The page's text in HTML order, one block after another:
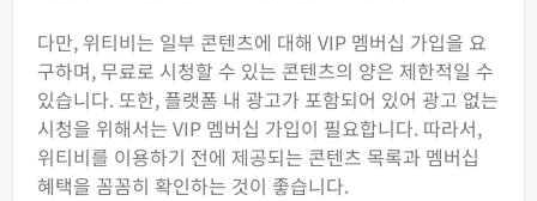
다만, 위티비는 일부 콘텐츠에 대해 VIP 멤버십 가입을 요
구하며, 무료로 시청할 수 있는 콘텐츠의 양은 제한적일 수
있습니다. 또한, 플랫폼 내 광고가 포함되어 있어 광고 없는
시청을 위해서는 VIP 멤버십 가입이 필요합니다. 따라서,
위티비를 이용하기 전에 제공되는 콘텐츠 목록과 멤버십
혜택을 꼼꼼히 확인하는 것이 좋습니다.